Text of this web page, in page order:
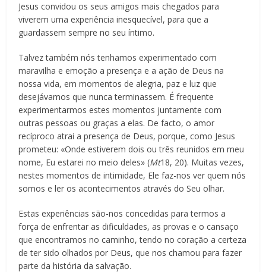
Jesus convidou os seus amigos mais chegados para
viverem uma experiência inesquecível, para que a
guardassem sempre no seu íntimo.
Talvez também nós tenhamos experimentado com
maravilha e emoção a presença e a ação de Deus na
nossa vida, em momentos de alegria, paz e luz que
desejávamos que nunca terminassem. É frequente
experimentarmos estes momentos juntamente com
outras pessoas ou graças a elas. De facto, o amor
recíproco atrai a presença de Deus, porque, como Jesus
prometeu: «Onde estiverem dois ou três reunidos em meu
nome, Eu estarei no meio deles» (Mt18, 20). Muitas vezes,
nestes momentos de intimidade, Ele faz-nos ver quem nós
somos e ler os acontecimentos através do Seu olhar.
Estas experiências são-nos concedidas para termos a
força de enfrentar as dificuldades, as provas e o cansaço
que encontramos no caminho, tendo no coração a certeza
de ter sido olhados por Deus, que nos chamou para fazer
parte da história da salvação.